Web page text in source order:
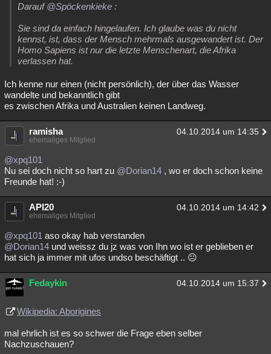
Darauf@Spöckenkieke :
Sie sind da einfach hingelaufen. Ich glaube was du nicht
kennst, ist, dass der Mensch mehrmals ausgewandert ist. Der
Homo Sapiens ist nur die letzte Menschenart, die Afrika
verlassen hat.
Ich kenne nur einen (nicht persönlich), der über das Wasser
wandelte und bekanntlich gibt
es zwischen Afrika und Australien keinen Landweg.
ramisha 04.10.2014 um 14:35
ehemaliges Mitglied
@xpq101
Nu sei doch nicht so hart zu @Dorian14 , wo er doch schon keine
Freunde hat! :-)
API20 04.10.2014 um 14:42
ehemaliges Mitglied
@xpq101 aso okay hab verstanden
@Dorian14 und weissz du jz was von Ihn wo ist er geblieben er
hat sich ja immer mit ufos undso beschäftigt .. 😐
Fedaykin 04.10.2014 um 15:37
Wikipedia: Aborigines
mal ehrlich ist es so schwer die Frage eben selber
Nachzuschauen?